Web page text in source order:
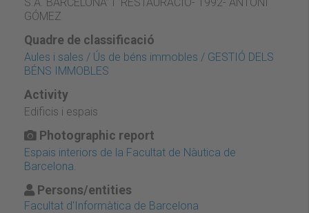
GÓMEZ
Quadre de classificació
Aules i sales / Ús de béns immobles / GESTIÓ DELS
BÉNS IMMOBLES
Activity
Edificis i espais
Photographic report
Espais interiors de la Facultat de Nàutica de
Barcelona.
Persons/entities
Facultat d'Informàtica de Barcelona